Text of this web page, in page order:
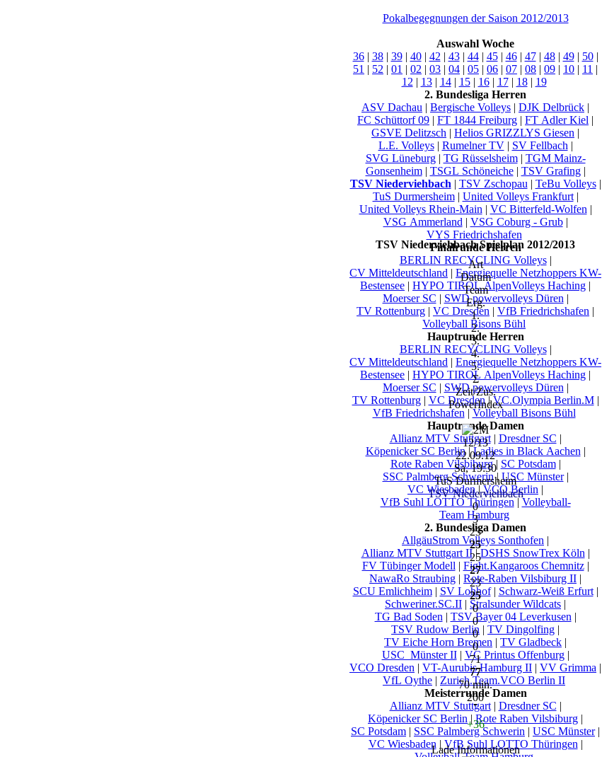
Pokalbegegnungen der Saison 2012/2013
Auswahl Woche
36| 38| 39| 40| 42 | 43| 44| 45| 46| 47| 48| 49| 50|
51 | 52 | 01 | 02 | 03 | 04 | 05 | 06 | 07 | 08 | 09 | 10 | 11 |
12 | 13| 14| 15| 16| 17| 18| 19
2. Bundesliga Herren
ASV Dachau | Bergische Volleys | DJK Delbrück |
FC Schüttorf 09 | FT 1844 Freiburg | FT Adler Kiel |
GSVE Delitzsch | Helios GRIZZLYS Giesen |
L.E. Volleys| Rumelner TV| SV Fellbach |
SVG Lüneburg| TG Rüsselsheim| TGM Mainz-
Gonsenheim| TSGL Schöneiche| TSV Grafing|
TSV Niederviehbach | TSV Zschopau | TeBu Volleys|
TuS Durmersheim| United Volleys Frankfurt|
United Volleys Rhein-Main | VC Bitterfeld-Wolfen |
VSG Ammerland | VSG Coburg - Grub|
VYS Friedrichshafen
Finalrunde Herren
BERLIN RECYCLING Volleys|
CV Mitteldeutschland | Energiequelle Netzhoppers KW-
Bestensee | HYPO TIROL AlpenVolleys Haching |
Moerser SC | SWD powervolleys Düren |
TV Rottenburg | VC Dresden | VfB Friedrichshafen |
Volleyball Bisons Bühl
Hauptrunde Herren
BERLIN RECYCLING Volleys|
CV Mitteldeutschland | Energiequelle Netzhoppers KW-
Bestensee | HYPO TIROL AlpenVolleys Haching |
Moerser SC | SWD powervolleys Düren |
TV Rottenburg| VC Dresden|VC.Olympia Berlin.M|
VfB Friedrichshafen | Volleyball Bisons Bühl
Hauptrunde Damen
Allianz MTV Stuttgart| Dresdner SC |
Köpenicker SC Berlin|Ladies in Black Aachen |
Rote Raben Vilsbiburg| SC Potsdam|
SSC Palmberg Schwerin|USC Münster|
VC Wiesbaden|VCO Berlin |
VfB Suhl LOTTO Thüringen | Volleyball-
Team Hamburg
2. Bundesliga Damen
AllgäuStrom Volleys Sonthofen |
Allianz MTV Stuttgart II|DSHS SnowTrex Köln |
FV Tübinger Modell | Fight.Kangaroos Chemnitz|
NawaRo Straubing | Rote-Raben Vilsbiburg II |
SCU Emlichheim| SV Lohhof| Schwarz-Weiß Erfurt|
Schweriner.SC.II | Stralsunder Wildcats |
TG Bad Soden | TSV Bayer 04 Leverkusen |
TSV Rudow Berlin | TV Dingolfing |
TV Eiche Horn Bremen | TV Gladbeck |
USC_Münster II| VC Printus Offenburg|
VCO Dresden | VT-Aurubis Hamburg II | VV Grimma |
VfL Oythe | Zurich.Team.VCO Berlin II
Meisterrunde Damen
Allianz MTV Stuttgart| Dresdner SC |
Köpenicker SC Berlin |Rote Raben Vilsbiburg |
SC Potsdam | SSC Palmberg Schwerin | USC Münster|
VC Wiesbaden | VfB Suhl LOTTO Thüringen |
TSV Niederviehbach Spielplan 2012/2013
Art
Datum
Team
Erg.
1.
2.
3.
4.
5.
Σ
Zeit/Zus.
PowerIndex
12/13
22.09.12
Sa, 19:30
TuS Durmersheim
TSV Niederviehbach
0
3
23
25
25
27
23
25
0
0
0
0
71
77
70 min.
200
+36
Lade Informationen